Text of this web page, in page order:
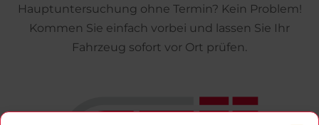
Hauptuntersuchung ohne Termin? Kein Problem!
Kommen Sie einfach vorbei und lassen Sie Ihr
Fahrzeug sofort vor Ort prüfen.